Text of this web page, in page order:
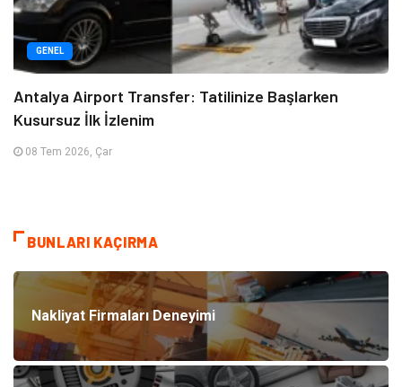
GENEL
Antalya Airport Transfer: Tatilinize Başlarken
Kusursuz İlk İzlenim
08 Tem 2026, Çar
BUNLARI KAÇIRMA
Nakliyat Firmaları Deneyimi